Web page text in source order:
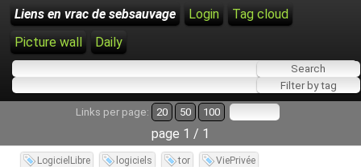
Liens en vrac de sebsauvage Login
Tag cloud
Picture wall
Daily
Links per page: 20 50 100
page 1 / 1
LogicielLibre logiciels tor ViePrivée